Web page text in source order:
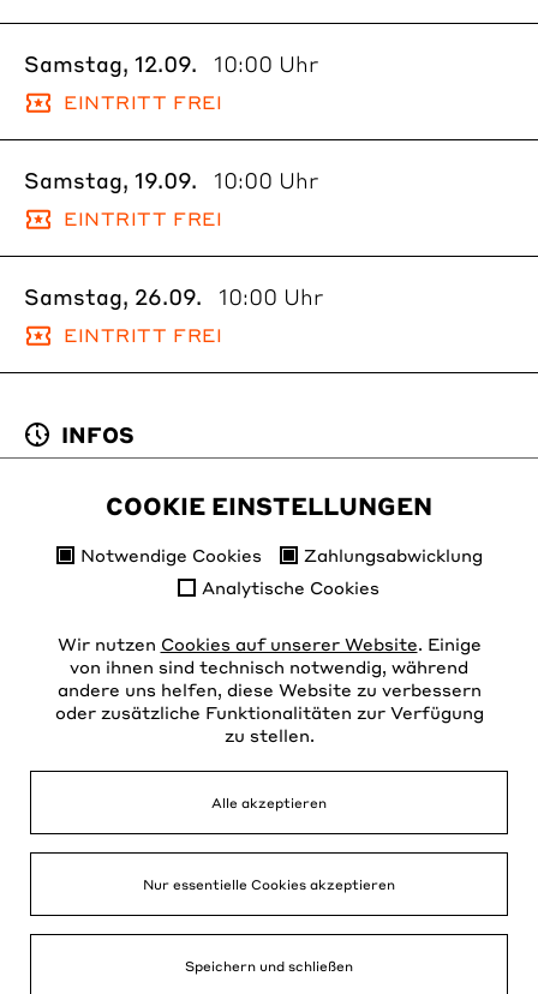
COOKIE EINSTELLUNGEN
Notwendige Cookies
Zahlungsabwicklung
Analytische Cookies
Wir nutzen Cookies auf unserer Website. Einige
von ihnen sind technisch notwendig, während
andere uns helfen, diese Website zu verbessern
oder zusätzliche Funktionalitäten zur Verfügung
zu stellen.
Alle akzeptieren
Nur essentielle Cookies akzeptieren
Speichern und schließen
Samstag, 12.09. 10:00 Uhr
EINTRITT FREI
Samstag, 19.09. 10:00 Uhr
EINTRITT FREI
Samstag, 26.09. 10:00 Uhr
EINTRITT FREI
INFOS
wenn Ihr in Sportschuhen und bequemer Kleidung
Kontakt
Instagram
Datenschutz
Newsletter
Eintanzhaus e.V., Trinitatiskirche
G4, 68159 Mannheim